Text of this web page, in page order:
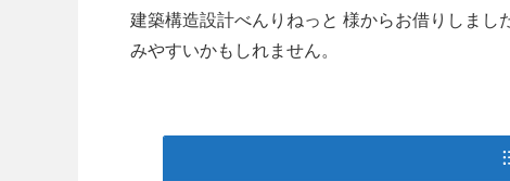
建築構造設計べんりねっと 様からお借りしま
みやすいかもしれません。